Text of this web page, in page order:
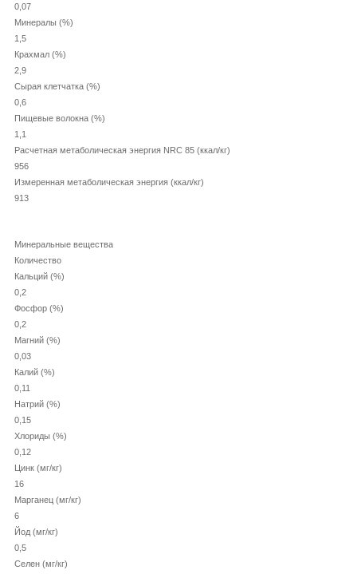
0,07
Минералы (%)
1,5
Крахмал (%)
2,9
Сырая клетчатка (%)
0,6
Пищевые волокна (%)
1,1
Расчетная метаболическая энергия NRC 85 (ккал/кг)
956
Измеренная метаболическая энергия (ккал/кг)
913
Минеральные вещества
Количество
Кальций (%)
0,2
Фосфор (%)
0,2
Магний (%)
0,03
Калий (%)
0,11
Натрий (%)
0,15
Хлориды (%)
0,12
Цинк (мг/кг)
16
Марганец (мг/кг)
6
Йод (мг/кг)
0,5
Селен (мг/кг)